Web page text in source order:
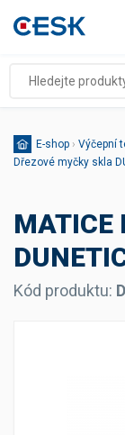
E-shop › Výčepní
Dřezové myčky skla
MATICE
Kód produktu: